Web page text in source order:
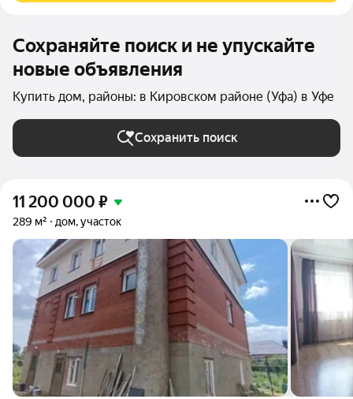
Сохраняйте поиск и не упускайте
новые объявления
Купить дом, районы: в Кировском районе (Уфа) в Уфе
Сохранить поиск
11 200 000 ₽
289 м² дом, участок